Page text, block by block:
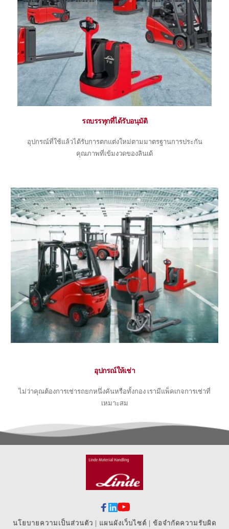
รถบรรทุกที่ได้รับอนุมัติ
อุปกรณ์ที่ใช้แล้วได้รับการตกแต่งใหม่ตามมาตรฐานการประกัน
คุณภาพที่เข้มงวดของลินเด้
อุปกรณ์ให้เช่า
ไม่ว่าคุณต้องการเช่ารถยกหนึ่งคันหรือทั้งกอง เรามีแพ็คเกจการเช่าที่
เหมาะสม
นโยบายความเป็นส่วนตัว | แผนผังเว็บไซต์ | ข้อจำกัดความรับผิด